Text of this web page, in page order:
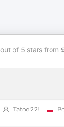
out of 5 stars from
Tatoo22!